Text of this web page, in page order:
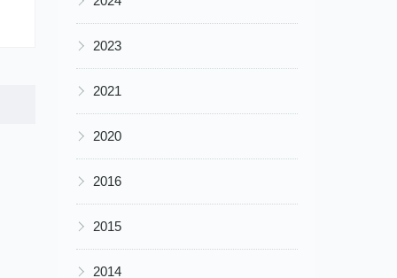
▶ 2023
▶ 2021
▶ 2020
▶ 2016
▶ 2015
▶ 2014